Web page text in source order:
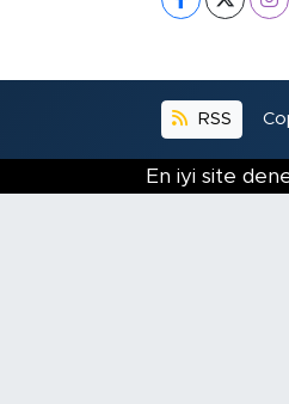
RSS
En iyi site